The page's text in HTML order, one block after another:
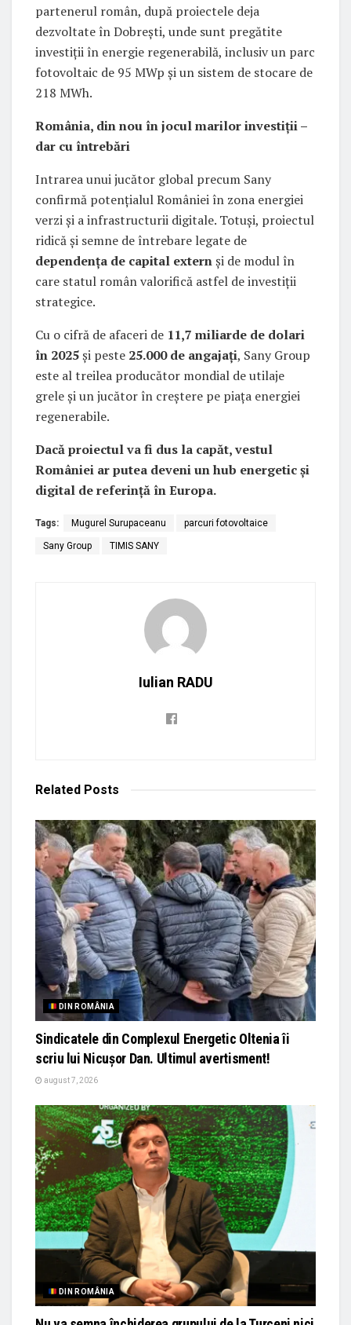
partenerul român, după proiectele deja
dezvoltate în Dobrești, unde sunt pregătite
investiții în energie regenerabilă, inclusiv un parc
fotovoltaic de 95 MWp și un sistem de stocare de
218 MWh.
România, din nou în jocul marilor investiții –
dar cu întrebări
Intrarea unui jucător global precum Sany
confirmă potențialul României în zona energiei
verzi și a infrastructurii digitale. Totuși, proiectul
ridică și semne de întrebare legate de
dependența de capital externși de modul în
care statul român valorifică astfel de investiții
strategice.
Cu o cifră de afaceri de 11,7 miliarde de dolari
în 2025și peste 25.000 de angajați, Sany Group
este al treilea producător mondial de utilaje
grele și un jucător în creștere pe piața energiei
regenerabile.
Dacă proiectul va fi dus la capăt, vestul
României ar putea deveni un hub energetic și
digital de referință în Europa.
Tags: Mugurel Surupaceanu parcuri fotovoltaice
Sany Group TIMIS SANY
Iulian RADU
Related Posts
DIN ROMÂNIA
Sindicatele din Complexul Energetic Oltenia îi
scriu lui Nicușor Dan. Ultimul avertisment!
august 7, 2026
DIN ROMÂNIA